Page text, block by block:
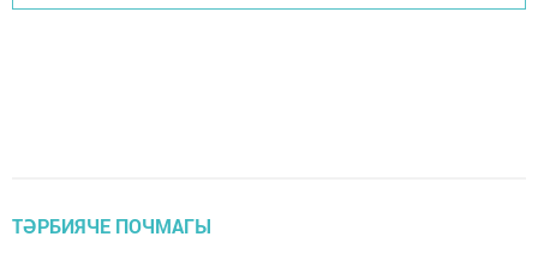
ТӘРБИЯЧЕ ПОЧМАГЫ